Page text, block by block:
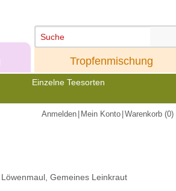
Einzelne Teesorten
Tropfenmischung
Warenkorb (0)
Mein Konto
Anmelden
Gemeines Leinkraut